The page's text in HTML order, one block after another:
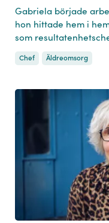
Gabriela började
hon hittade hem i
som
Chef Äldreomsorg